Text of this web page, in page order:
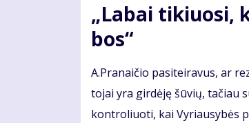
„La­bai ti­kiuo­si,
bos“
A.Pra­nai­čio pa­si­tei­ra­vus, ar
to­jai yra gir­dė­ję šū­vių, ta­čiau
kon­tro­liuo­ti, kai Vy­riau­sy­bės